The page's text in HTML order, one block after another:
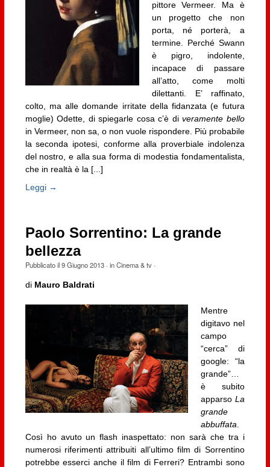
pittore Vermeer. Ma è
un progetto che non
porta, né porterà, a
termine. Perché Swann
è pigro, indolente,
incapace di passare
all’atto, come molti
dilettanti. E’ raffinato,
colto, ma alle domande irritate della fidanzata (e futura
moglie) Odette, di spiegarle cosa c’è diveramente bello
in Vermeer, non sa, o non vuole rispondere. Più probabile
la seconda ipotesi, conforme alla proverbiale indolenza
del nostro, e alla sua forma di modestia fondamentalista,
che in realtà è la [...]
Leggi →
Paolo Sorrentino: La grande
bellezza
Pubblicato il9 Giugno 2013· inCinema & tv·
di Mauro Baldrati
Mentre
digitavo nel
campo
“cerca” di
google: “la
grande”…
è subito
apparso La
grande
abbuffata.
Così ho avuto un flash inaspettato: non sarà che tra i
numerosi riferimenti attribuiti all’ultimo film di Sorrentino
potrebbe esserci anche il film di Ferreri? Entrambi sono